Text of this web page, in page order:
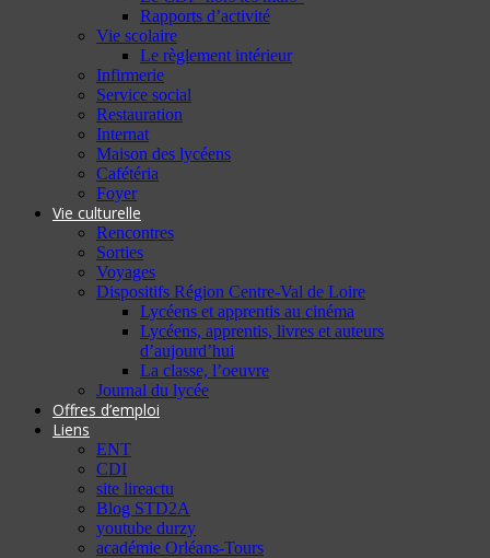
Rapports d’activité
Vie scolaire
Le règlement intérieur
Infirmerie
Service social
Restauration
Internat
Maison des lycéens
Cafétéria
Foyer
Vie culturelle
Rencontres
Sorties
Voyages
Dispositifs Région Centre-Val de Loire
Lycéens et apprentis au cinéma
Lycéens, apprentis, livres et auteurs
d’aujourd’hui
La classe, l’oeuvre
Journal du lycée
Offres d’emploi
Liens
ENT
CDI
site lireactu
Blog STD2A
youtube durzy
académie Orléans-Tours